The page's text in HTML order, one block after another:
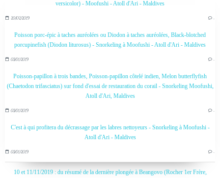
versicolor) - Moofushi - Atoll d'Ari - Maldives
20/02/2019 …
Poisson porc-épic à taches auréolées ou Diodon à taches auréolées, Black-blotched
porcupinefish (Diodon liturosus) - Snorkeling à Moofushi - Atoll d'Ari - Maldives
03/01/2019 …
Poisson-papillon à trois bandes, Poisson-papillon côtelé indien, Melon butterflyfish
(Chaetodon trifasciatus) sur fond d'essai de restauration du corail - Snorkeling Moofushi,
Atoll d'Ari, Maldives
03/01/2019 …
C'est à qui profitera du décrassage par les labres nettoyeurs - Snorkeling à Moofushi -
Atoll d'Ari - Maldives
03/01/2019 …
10 et 11/11/2019 : du résumé de la dernière plongée à Beangovo (Rocher 1er Frère,